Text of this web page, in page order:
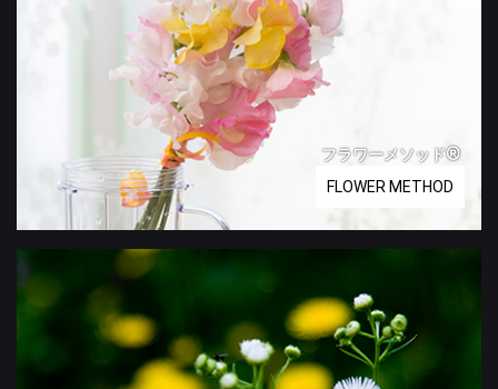
フラワーメソッド®
FLOWER METHOD